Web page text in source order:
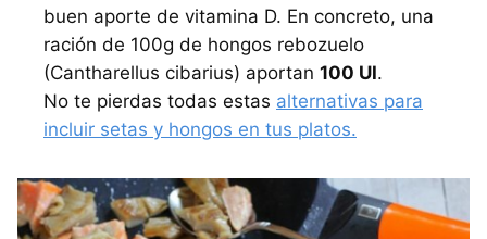
buen aporte de vitamina D. En concreto, una
ración de 100g de hongos rebozuelo
(Cantharellus cibarius) aportan 100 UI.
No te pierdas todas estas alternativas para
incluir setas y hongos en tus platos.